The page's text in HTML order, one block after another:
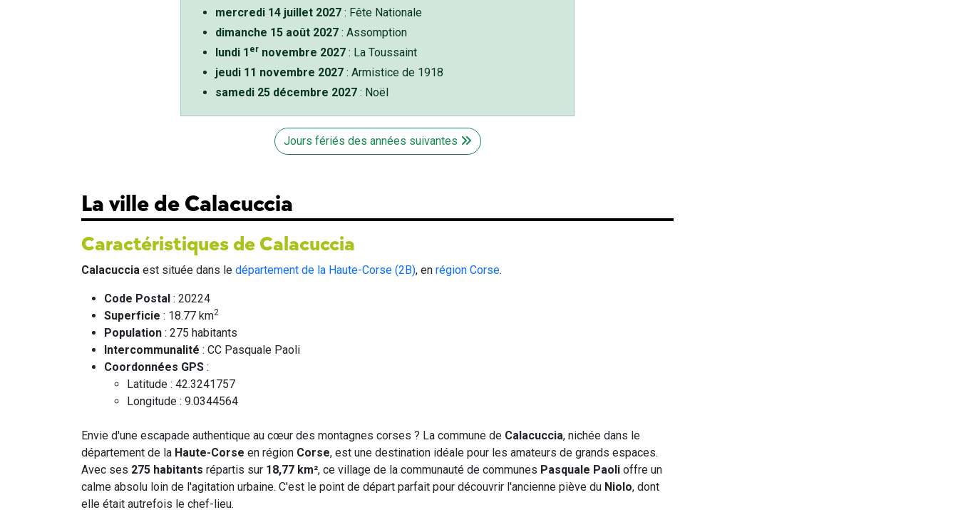
mercredi 14 juillet 2027: Fête Nationale
dimanche 15 août 2027: Assomption
lundi 1 ernovembre 2027: La Toussaint
jeudi 11 novembre 2027: Armistice de 1918
samedi 25 décembre 2027: Noël
Jours fériés des années suivantes
La ville de Calacuccia
Caractéristiques de Calacuccia
Calacuccia est située dans le département de la Haute-Corse (2B), en région Corse.
Code Postal : 20224
Superficie : 18.77 km2
Population : 275 habitants
Intercommunalité : CC Pasquale Paoli
Coordonnées GPS :
Latitude : 42.3241757
Longitude : 9.0344564
Envie d'une escapade authentique au cœur des montagnes corses ? La commune de Calacuccia, nichée dans le
département de la Haute-Corse en région Corse, est une destination idéale pour les amateurs de grands espaces.
Avec ses 275 habitants répartis sur 18,77 km², ce village de la communauté de communes Pasquale Paoli offre un
calme absolu loin de l'agitation urbaine. C'est le point de départ parfait pour découvrir l'ancienne piève du Niolo, dont
elle était autrefois le chef-lieu.